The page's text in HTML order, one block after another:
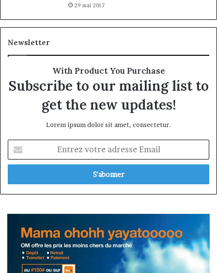
29 mai 2017
Newsletter
With Product You Purchase
Subscribe to our mailing list to
get the new updates!
Lorem ipsum dolor sit amet, consectetur.
votre
adresse